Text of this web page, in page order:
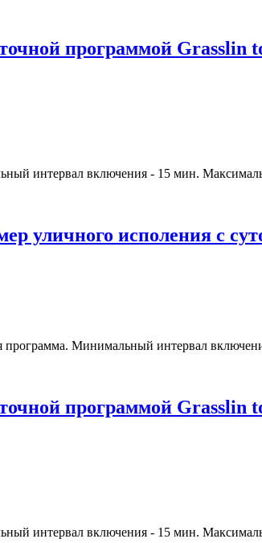
программой Grasslin
интервал включения - 15 мин.
уличного исполения с
программа. Минимальный интервал
программой Grasslin
интервал включения - 15 мин.